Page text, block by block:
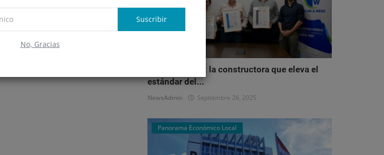
Suscribir
No, Gracias
Salum & Wenz: la constructora que eleva el
estándar del...
NewsAdmin Septiembre 26, 2025
Panorama Económico Local